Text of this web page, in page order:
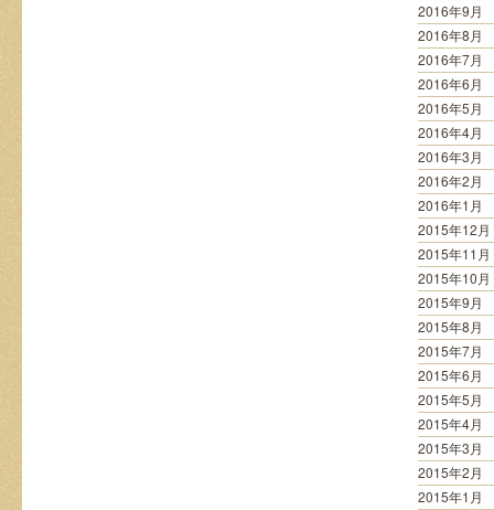
2016年9月
2016年8月
2016年7月
2016年6月
2016年5月
2016年4月
2016年3月
2016年2月
2016年1月
2015年12月
2015年11月
2015年10月
2015年9月
2015年8月
2015年7月
2015年6月
2015年5月
2015年4月
2015年3月
2015年2月
2015年1月